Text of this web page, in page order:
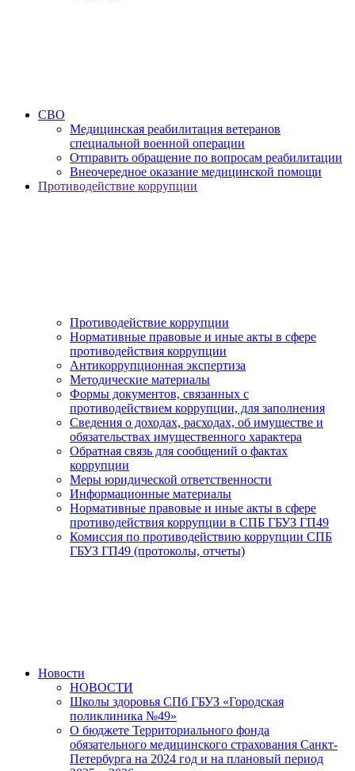
СВО
Медицинская реабилитация ветеранов
специальной военной операции
Отправить обращение по вопросам реабилитации
Внеочередное оказание медицинской помощи
Противодействие коррупции
Противодействие коррупции
Нормативные правовые и иные акты в сфере
противодействия коррупции
Антикоррупционная экспертиза
Методические материалы
Формы документов, связанных с
противодействием коррупции, для заполнения
Сведения о доходах, расходах, об имуществе и
обязательствах имущественного характера
Обратная связь для сообщений о фактах
коррупции
Меры юридической ответственности
Информационные материалы
Нормативные правовые и иные акты в сфере
противодействия коррупции в СПБ ГБУЗ ГП49
Комиссия по противодействию коррупции СПБ
ГБУЗ ГП49 (протоколы, отчеты)
Новости
НОВОСТИ
Школы здоровья СПб ГБУЗ «Городская
поликлиника №49»
О бюджете Территориального фонда
обязательного медицинского страхования Санкт-
Петербурга на 2024 год и на плановый период